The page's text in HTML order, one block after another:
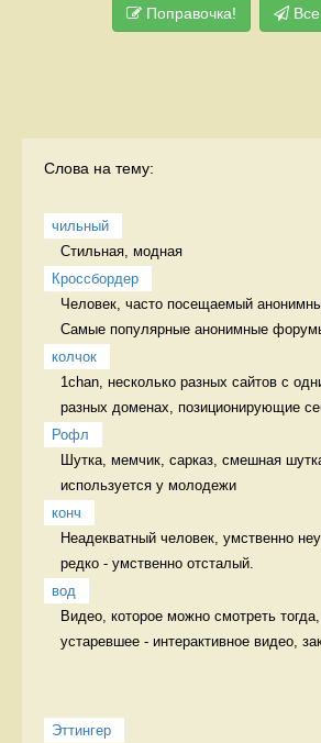
Поправочка!
Слова на тему:
чильный
Стильная, модная
Кроссбордер
Человек, часто посещаемый
Самые популярные анонимные
колчок
1chan, несколько разных сайтов с
разных доменах, позиционирующие
Рофл
Шутка, мемчик, сарказ, смешная
используется у молодежи
конч
Неадекватный человек, умственно
редко - умственно отсталый.
вод
Видео, которое можно смотреть тогда,
устаревшее - интерактивное видео,
Эттингер